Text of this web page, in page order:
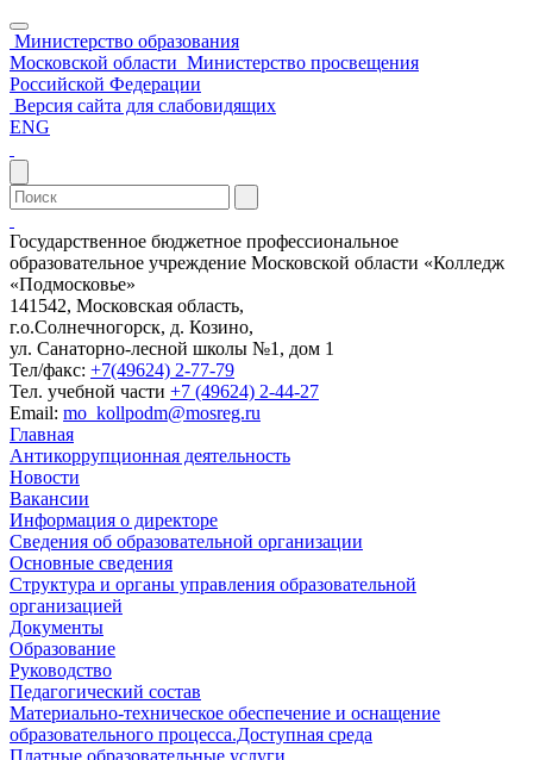
Министерство образования
Московской области Министерство просвещения
Российской Федерации
Версия сайта для слабовидящих
ENG
Государственное бюджетное профессиональное
образовательное учреждение Московской области «Колледж
«Подмосковье»
141542, Московская область,
г.о.Солнечногорск, д. Козино,
ул. Санаторно-лесной школы №1, дом 1
Тел/факс: +7(49624) 2-77-79
Тел. учебной части +7 (49624) 2-44-27
Email: mo_kollpodm@mosreg.ru
Главная
Антикоррупционная деятельность
Новости
Вакансии
Информация о директоре
Сведения об образовательной организации
Основные сведения
Структура и органы управления образовательной
организацией
Документы
Образование
Руководство
Педагогический состав
Материально-техническое обеспечение и оснащение
образовательного процесса.Доступная среда
Платные образовательные услуги